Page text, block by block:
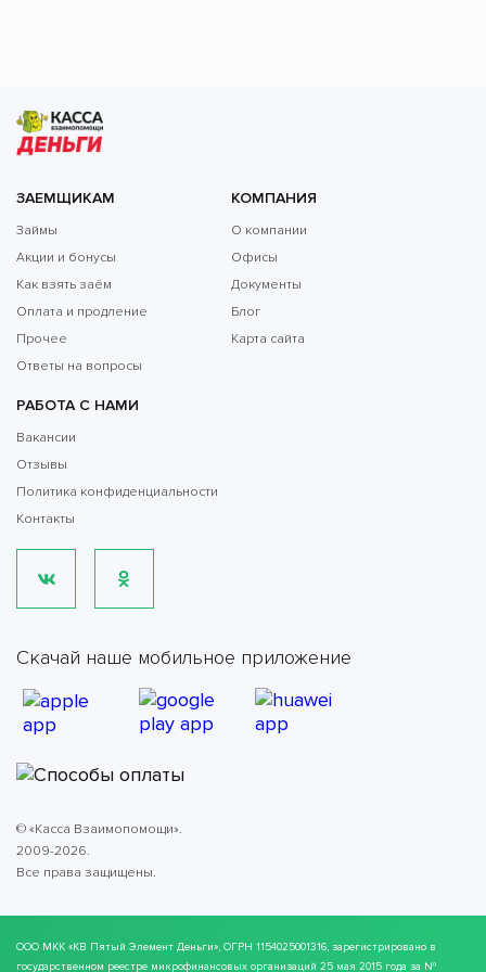
ЗАЕМЩИКАМ
Займы
Акции и бонусы
Как взять заём
Оплата и продление
Прочее
Ответы на вопросы
КОМПАНИЯ
О компании
Офисы
Документы
Блог
Карта сайта
РАБОТА С НАМИ
Вакансии
Отзывы
Политика конфиденциальности
Контакты
Скачай наше мобильное приложение
© «Касса Взаимопомощи».
2009-2026.
Все права защищены.
ООО МКК «КВ Пятый Элемент Деньги», ОГРН 1154025001316, зарегистрировано в
государственном реестре микрофинансовых организаций 25 мая 2015 года за №